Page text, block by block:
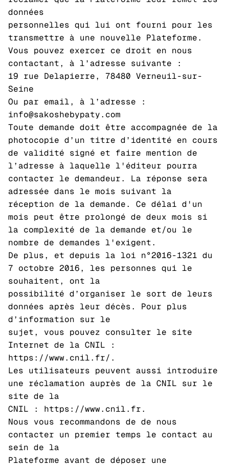
données
personnelles qui lui ont fourni pour les
transmettre à une nouvelle Plateforme.
Vous pouvez exercer ce droit en nous
contactant, à l’adresse suivante :
19 rue Delapierre, 78480 Verneuil-sur-
Seine
Ou par email, à l’adresse :
info@sakoshebypaty.com
Toute demande doit être accompagnée de la
photocopie d’un titre d’identité en cours
de validité signé et faire mention de
l’adresse à laquelle l'éditeur pourra
contacter le demandeur. La réponse sera
adressée dans le mois suivant la
réception de la demande. Ce délai d'un
mois peut être prolongé de deux mois si
la complexité de la demande et/ou le
nombre de demandes l'exigent.
De plus, et depuis la loi n°2016-1321 du
7 octobre 2016, les personnes qui le
souhaitent, ont la
possibilité d’organiser le sort de leurs
données après leur décès. Pour plus
d’information sur le
sujet, vous pouvez consulter le site
Internet de la CNIL :
https://www.cnil.fr/.
Les utilisateurs peuvent aussi introduire
une réclamation auprès de la CNIL sur le
site de la
CNIL : https://www.cnil.fr.
Nous vous recommandons de de nous
contacter un premier temps le contact au
sein de la
Plateforme avant de déposer une